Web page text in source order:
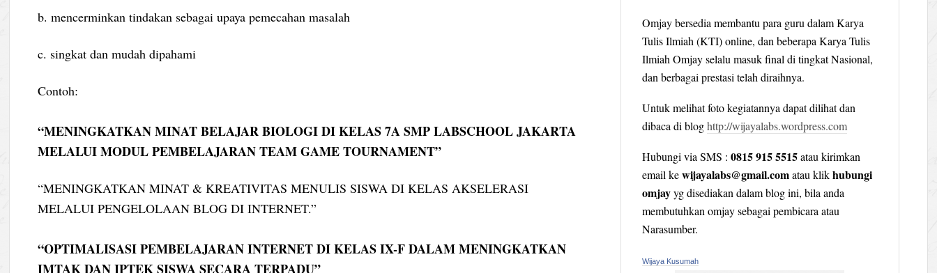
b. mencerminkan tindakan sebagai upaya pemecahan masalah
c. singkat dan mudah dipahami
Contoh:
“MENINGKATKAN MINAT BELAJAR BIOLOGI DI KELAS 7A SMP LABSCHOOL JAKARTA
MELALUI MODUL PEMBELAJARAN TEAM GAME TOURNAMENT”
“MENINGKATKAN MINAT & KREATIVITAS MENULIS SISWA DI KELAS AKSELERASI
MELALUI PENGELOLAAN BLOG DI INTERNET.”
“OPTIMALISASI PEMBELAJARAN INTERNET DI KELAS IX-F DALAM MENINGKATKAN
IMTAK DAN IPTEK SISWA SECARA TERPADU”
Omjay bersedia membantu para guru dalam Karya
Tulis Ilmiah (KTI) online, dan beberapa Karya Tulis
Ilmiah Omjay selalu masuk final di tingkat Nasional,
dan berbagai prestasi telah diraihnya.
Untuk melihat foto kegiatannya dapat dilihat dan
dibaca di bloghttp://wijayalabs.wordpress.com
Hubungi via SMS : 0815 915 5515atau kirimkan
email kewijayalabs@gmail.comatau klikhubungi
omjayyg disediakan dalam blog ini, bila anda
membutuhkan omjay sebagai pembicara atau
Narasumber.
Wijaya Kusumah